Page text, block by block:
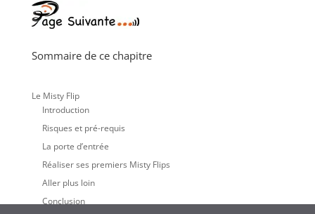
Sommaire de ce chapitre
Le Misty Flip
Introduction
Risques et pré-requis
La porte d’entrée
Réaliser ses premiers Misty Flips
Aller plus loin
Conclusion